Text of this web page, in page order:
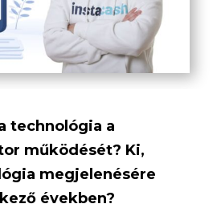
technológia a
működését? Ki,
megjelenésére
években?